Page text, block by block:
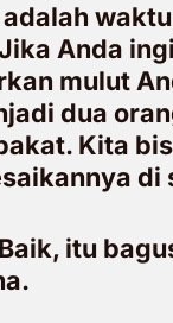
adalah
Anda
mulut
dua
Kita
di
Baik, itu